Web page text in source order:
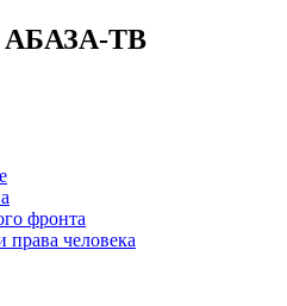
ТВ
фронта
человека